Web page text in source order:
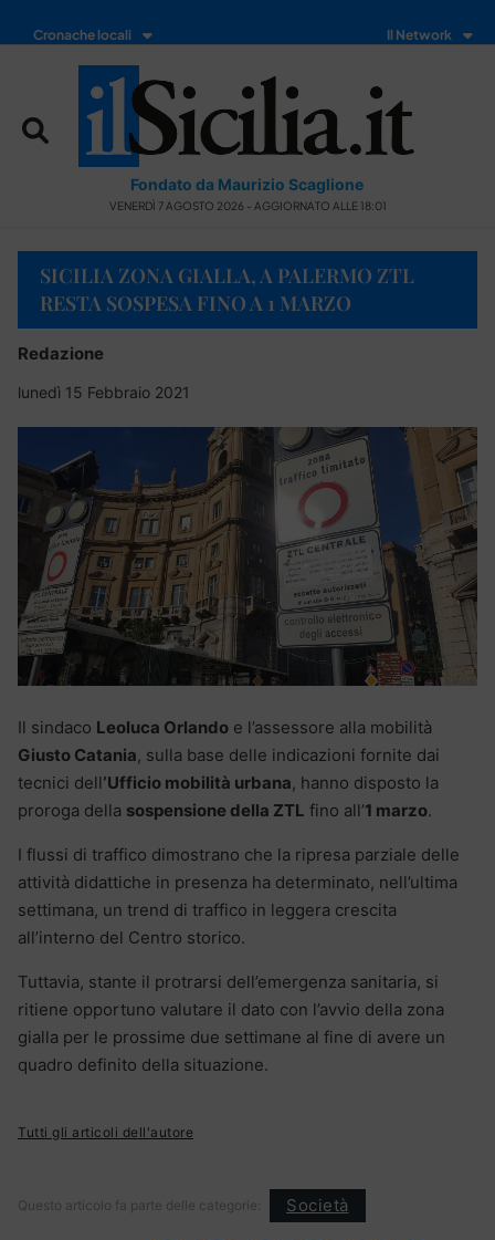
Cronache locali Il Network
Fondato da Maurizio Scaglione
VENERDÌ 7 AGOSTO 2026 - AGGIORNATO ALLE 18:01
SICILIA ZONA GIALLA, A PALERMO ZTL
RESTA SOSPESA FINO A 1 MARZO
Redazione
lunedì 15 Febbraio 2021
Il sindaco Leoluca Orlando e l’assessore alla mobilità
Giusto Catania, sulla base delle indicazioni fornite dai
tecnici dell‘Ufficio mobilità urbana, hanno disposto la
proroga della sospensione della ZTL fino all’1 marzo.
I flussi di traffico dimostrano che la ripresa parziale delle
attività didattiche in presenza ha determinato, nell’ultima
settimana, un trend di traffico in leggera crescita
all’interno del Centro storico.
Tuttavia, stante il protrarsi dell’emergenza sanitaria, si
ritiene opportuno valutare il dato con l’avvio della zona
gialla per le prossime due settimane al fine di avere un
quadro definito della situazione.
Tutti gli articoli dell'autore
Questo articolo fa parte delle categorie: Società